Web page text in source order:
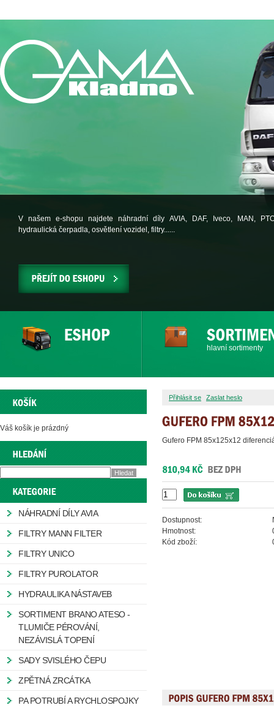
V našem e-shopu najdete náhradní díly AVIA, DAF, Iveco, MAN,
hydraulická čerpadla, osvětlení vozidel, filtry......
hlavní sortimenty
Přihlásit se Zaslat heslo
Gufero FPM 85x125x12
Dostupnost:
Hmotnost:
Kód zboží:
Váš košík je prázdný
NÁHRADNÍ DÍLY AVIA
FILTRY MANN FILTER
FILTRY UNICO
FILTRY PUROLATOR
HYDRAULIKA NÁSTAVEB
SORTIMENT BRANO ATESO -
TLUMIČE PÉROVÁNÍ,
NEZÁVISLÁ TOPENÍ
SADY SVISLÉHO ČEPU
ZPĚTNÁ ZRCÁTKA
PA POTRUBÍ A RYCHLOSPOJKY